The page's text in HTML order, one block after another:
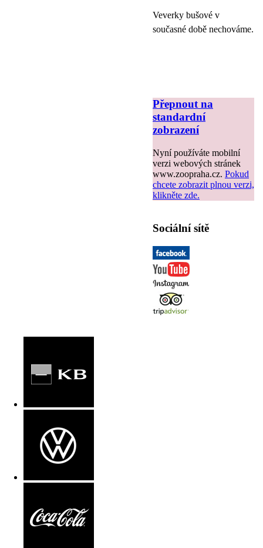
Veverky bušové v
současné době nechováme.
Přepnout na
standardní
zobrazení
Nyní používáte mobilní
verzi webových stránek
www.zoopraha.cz. Pokud
chcete zobrazit plnou verzi,
klikněte zde.
Sociální sítě